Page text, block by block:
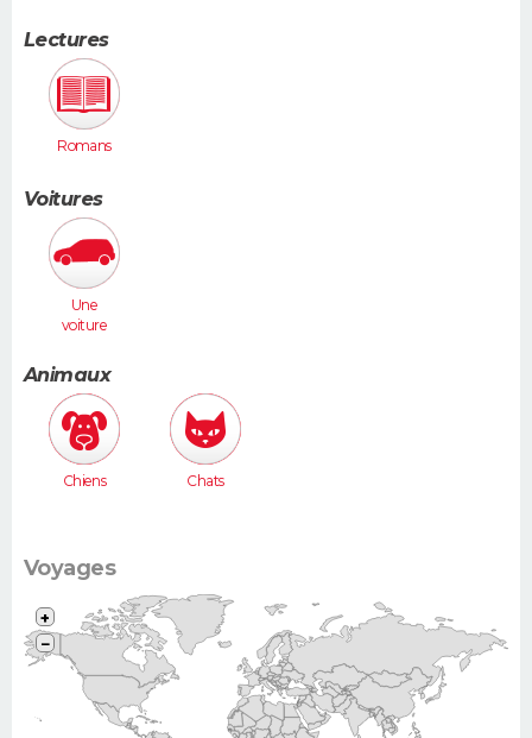
Lectures
Romans
Voitures
Une
voiture
(Megane,
307...)
Animaux
Chiens Chats
Voyages
+
−